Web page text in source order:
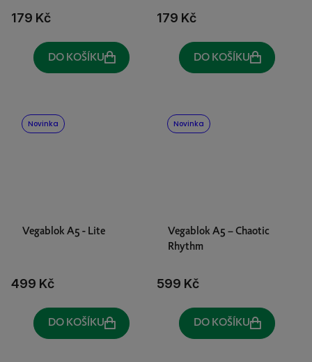
179 Kč
DO KOŠÍKU
179 Kč
DO KOŠÍKU
Novinka
Vegablok A5 - Lite
499 Kč
DO KOŠÍKU
Novinka
Vegablok A5 – Chaotic
Rhythm
599 Kč
DO KOŠÍKU